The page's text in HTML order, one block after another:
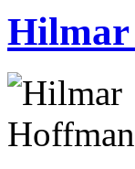
Hilmar